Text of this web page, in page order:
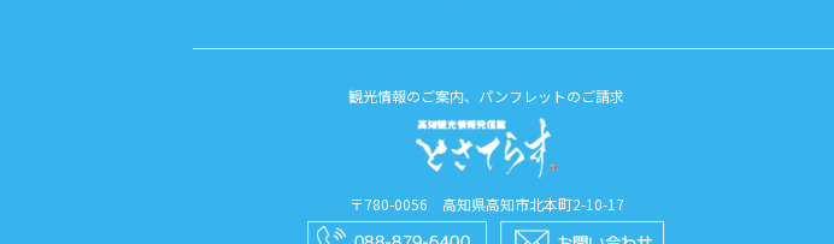
観光情報のご案内、パンフレットのご請求
〒780-0056 高知県高知市北本町2-10-17